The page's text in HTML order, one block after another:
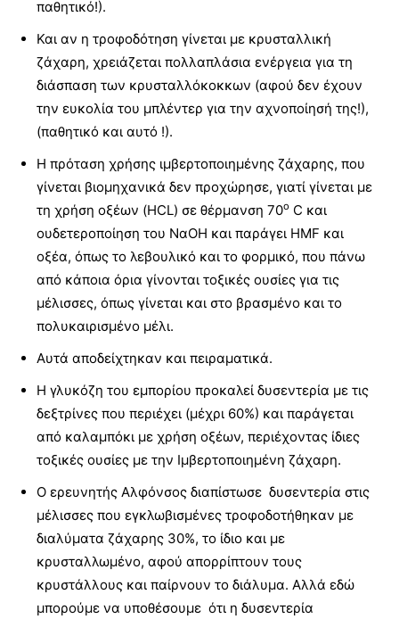
παθητικό!).
Και αν η τροφοδότηση γίνεται με κρυσταλλική
ζάχαρη, χρειάζεται πολλαπλάσια ενέργεια για τη
διάσπαση των κρυσταλλόκοκκων (αφού δεν έχουν
την ευκολία του μπλέντερ για την αχνοποίησή της!),
(παθητικό και αυτό !).
Η πρόταση χρήσης ιμβερτοποιημένης ζάχαρης, που
γίνεται βιομηχανικά δεν προχώρησε, γιατί γίνεται με
τη χρήση οξέων (HCL) σε θέρμανση 70ο C και
ουδετεροποίηση του ΝαΟΗ και παράγει HMF και
οξέα, όπως το λεβουλικό και το φορμικό, που πάνω
από κάποια όρια γίνονται τοξικές ουσίες για τις
μέλισσες, όπως γίνεται και στο βρασμένο και το
πολυκαιρισμένο μέλι.
Αυτά αποδείχτηκαν και πειραματικά.
Η γλυκόζη του εμπορίου προκαλεί δυσεντερία με τις
δεξτρίνες που περιέχει (μέχρι 60%) και παράγεται
από καλαμπόκι με χρήση οξέων, περιέχοντας ίδιες
τοξικές ουσίες με την Ιμβερτοποιημένη ζάχαρη.
Ο ερευνητής Αλφόνσος διαπίστωσε δυσεντερία στις
μέλισσες που εγκλωβισμένες τροφοδοτήθηκαν με
διαλύματα ζάχαρης 30%, το ίδιο και με
κρυσταλλωμένο, αφού απορρίπτουν τους
κρυστάλλους και παίρνουν το διάλυμα. Αλλά εδώ
μπορούμε να υποθέσουμε ότι η δυσεντερία